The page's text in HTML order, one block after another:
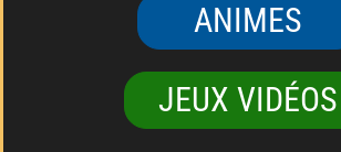
ANIMES
JEUX VIDÉOS